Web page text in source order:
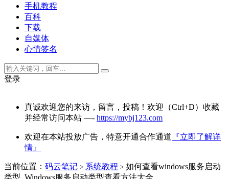
手机教程
百科
下载
自媒体
心情签名
登录
真诚欢迎您的来访，留言，投稿！欢迎（Ctrl+D）收藏
并经常访问本站 —- https://mybj123.com
欢迎在本站投放广告，特意开通合作通道 『立即了解详
情』
当前位置： 码云笔记 > 系统教程 > 如何查看windows服务启动
类型_Windows服务启动类型查看方法大全